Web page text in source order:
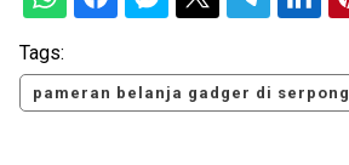
Tags:
pameran belanja gadger di serpong